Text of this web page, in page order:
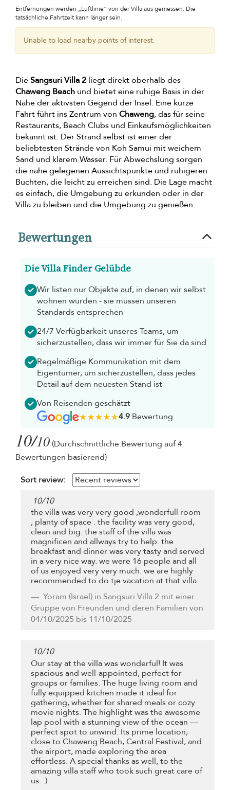
Entfernungen werden „Luftlinie“ von der Villa aus gemessen. Die
tatsächliche Fahrtzeit kann länger sein.
Unable to load nearby points of interest.
DieSangsuri Villa 2 liegt direkt oberhalb des
Chaweng Beach und bietet eine ruhige Basis in der
Nähe der aktivsten Gegend der Insel. Eine kurze
Fahrt führt ins Zentrum von Chaweng, das für seine
Restaurants, Beach Clubs und Einkaufsmöglichkeiten
bekannt ist. Der Strand selbst ist einer der
beliebtesten Strände von Koh Samui mit weichem
Sand und klarem Wasser. Für Abwechslung sorgen
die nahe gelegenen Aussichtspunkte und ruhigeren
Buchten, die leicht zu erreichen sind. Die Lage macht
es einfach, die Umgebung zu erkunden oder in der
Villa zu bleiben und die Umgebung zu genießen.
Bewertungen
Die Villa Finder Gelübde
Wir listen nur Objekte auf, in denen wir selbst
wohnen würden - sie müssen unseren
Standards entsprechen
24/7 Verfügbarkeit unseres Teams, um
sicherzustellen, dass wir immer für Sie da sind
Regelmäßige Kommunikation mit dem
Eigentümer, um sicherzustellen, dass jedes
Detail auf dem neuesten Stand ist
Von Reisenden geschätzt
4.9Bewertung
10/10 (Durchschnittliche Bewertung auf 4
Bewertungen basierend)
Sort review:
10/10
the villa was very very good ,wonderfull room
, planty of space . the facility was very good,
clean and big. the staff of the villa was
magnificen and allways try to help. the
breakfast and dinner was very tasty and served
in a very nice way. we were 16 people and all
of us enjoyed very very much. we are highly
recommended to do tje vacation at that villa
Yoram (Israel) in Sangsuri Villa 2 mit einer
Gruppe von Freunden und deren Familien von
04/10/2025 bis 11/10/2025
10/10
Our stay at the villa was wonderful! It was
spacious and well-appointed, perfect for
groups or families. The huge living room and
fully equipped kitchen made it ideal for
gathering, whether for shared meals or cozy
movie nights. The highlight was the awesome
lap pool with a stunning view of the ocean —
perfect spot to unwind. Its prime location,
close to Chaweng Beach, Central Festival, and
the airport, made exploring the area
effortless. A special thanks as well, to the
amazing villa staff who took such great care of
us. :)